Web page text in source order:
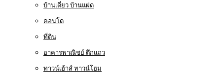
บ้านเดี่ยว บ้านแฝด
คอนโด
ที่ดิน
อาคารพาณิชย์ ตึกแถว
ทาวน์เฮ้าส์ ทาวน์โฮม